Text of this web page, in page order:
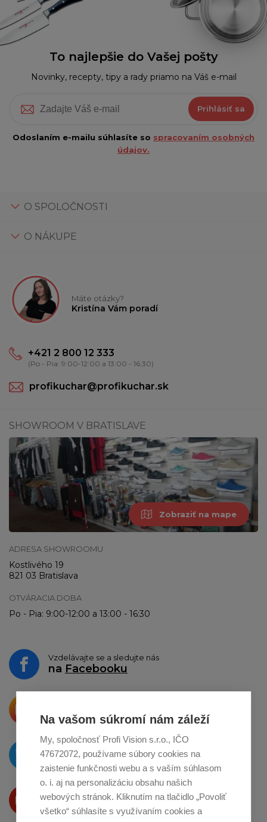
To najlepšie do Vašej pošty
Novinky, recepty, tipy a rady priamo na Váš e-mail
Prihlásiť sa
Odoslaním e-mailu súhlasíte so spracovaním osobných
údajov.
O SPOLOČNOSTI
O NÁKUPE
Máte otázky?
Kristína Vám poradí
+421 2 800 12 333
(Po - Pia: 9:00-12:00 a 13:00 - 16:30)
profikuchar@profikuchar.sk
SHOWROOM V BRATISLAVE
Zobraziť na mape
ADRESA SHOWROOMU
Kostlivého 19
821 03 Bratislava
OTVÁRACIA DOBA
Po - Pia: 9:00-12:00 a 13:00 - 16:30
Vzdelávajte se a sledujte nás
na Facebooku
o zdieľanie naInstagrame
O novinkách píšeme
naTwitteri
Produkty Vám predstavujeme
na Youtube
Na vašom súkromí nám záleží
My, spoločnosť Profi Vision s.r.o., IČO
47672072, používame súbory cookies na
zaistenie funkčnosti webu a s vaším súhlasom
o. i. aj na personalizáciu obsahu našich
webových stránok. Kliknutím na tlačidlo „Povoliť
všetko“ súhlasíte s využívaním cookies a